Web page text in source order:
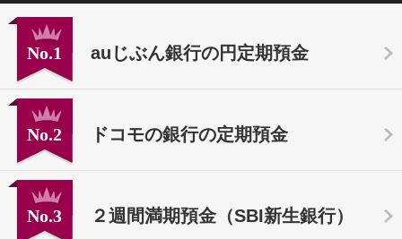
No.1 auじぶん銀行の円定期預金
No.2 ドコモの銀行の定期預金
No.3 ２週間満期預金（SBI新生銀行）